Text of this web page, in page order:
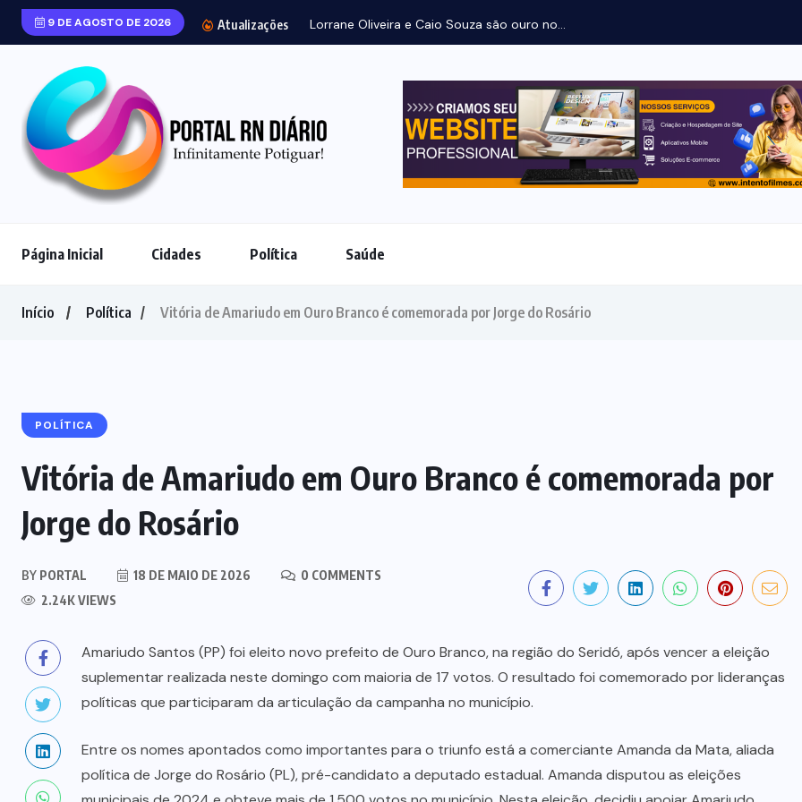
9 DE AGOSTO DE 2026 Atualizações Lorrane Oliveira e Caio Souza são ouro no...
Página Inicial Cidades Política Saúde
Início Política Vitória de Amariudo em Ouro Branco é comemorada por Jorge do Rosário
POLÍTICA
Vitória de Amariudo em Ouro Branco é comemorada por
Jorge do Rosário
BY PORTAL 18 DE MAIO DE 2026
0 COMMENTS
2.24K VIEWS
Amariudo Santos (PP) foi eleito novo prefeito de Ouro Branco, na região do Seridó, após vencer a eleição
suplementar realizada neste domingo com maioria de 17 votos. O resultado foi comemorado por lideranças
políticas que participaram da articulação da campanha no município.
Entre os nomes apontados como importantes para o triunfo está a comerciante Amanda da Mata, aliada
política de Jorge do Rosário (PL), pré-candidato a deputado estadual. Amanda disputou as eleições
GERAL HELICÓPTERO MORTES
QUEDA RIO DE JANEIRO
Colombianas que morreram na